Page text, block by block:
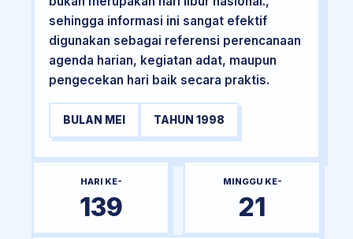
sehingga informasi ini sangat efektif
digunakan sebagai referensi perencanaan
agenda harian, kegiatan adat, maupun
pengecekan hari baik secara praktis.
BULAN MEI TAHUN 1998
HARI KE-
139
MINGGU KE-
21